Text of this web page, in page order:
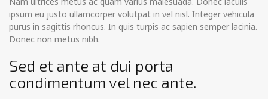
ipsum eu justo ullamcorper volutpat in vel nisl. Integer vehicula
purus in sagittis rhoncus. In quis turpis ac sapien semper lacinia.
Donec non metus nibh.
Sed et ante at dui porta
condimentum vel nec ante.